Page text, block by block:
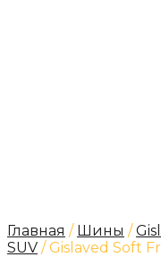
Главная / Шины /
SUV / Gislaved Soft